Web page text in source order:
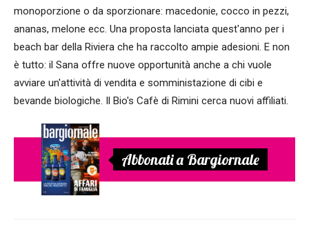
monoporzione o da sporzionare: macedonie, cocco in pezzi,
ananas, melone ecc. Una proposta lanciata quest'anno per i
beach bar della Riviera che ha raccolto ampie adesioni. E non
è tutto: il Sana offre nuove opportunità anche a chi vuole
avviare un'attività di vendita e somministazione di cibi e
bevande biologiche. Il Bio's Cafè di Rimini cerca nuovi affiliati.
Abbonati a Bargiornale